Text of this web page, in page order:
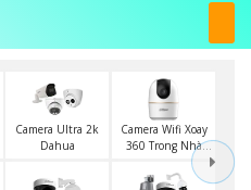
Camera Ultra 2k
Dahua
Camera Wifi Xoay
360 Trong Nhà